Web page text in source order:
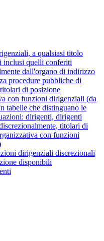
a qualsiasi titolo
inclusi quelli conferiti
dall'organo di indirizzo
procedure pubbliche di
di posizione
con funzioni dirigenziali (da
tabelle che distinguano le
dirigenti, dirigenti
titolari di
con funzioni
dirigenziali discrezionali
disponibili